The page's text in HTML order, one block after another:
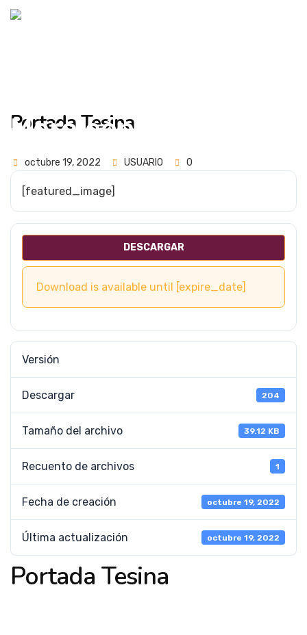
Portada Tesina
octubre 19, 2022 USUARIO 0
[featured_image]
DESCARGAR
Download is available until [expire_date]
Versión
Descargar 204
Tamaño del archivo 39.12 KB
Recuento de archivos 1
Fecha de creación octubre 19, 2022
Última actualización octubre 19, 2022
Portada Tesina